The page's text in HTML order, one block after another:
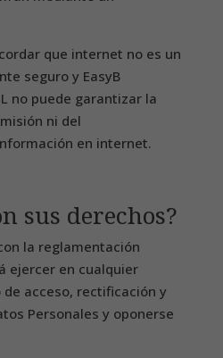
que internet no es un
seguro y EasyB
no puede garantizar la
ni del
en internet.
sus derechos?
la reglamentación
ejercer en cualquier
acceso, rectificación y
Personales y oponerse